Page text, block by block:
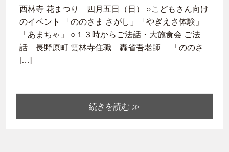
西林寺 花まつり 四月五日（日） ○こどもさん向け
のイベント 「ののさま さがし」「やぎえさ体験」
「あまちゃ」 ○１３時からご法話・大施食会 ご法
話 長野原町 雲林寺住職 轟省吾老師 「ののさ
[…]
続きを読む ≫